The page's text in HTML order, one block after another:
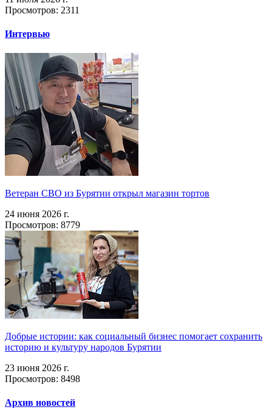
Просмотров: 2311
Интервью
Ветеран СВО из Бурятии открыл магазин тортов
24 июня 2026 г.
Просмотров: 8779
Добрые истории: как социальный бизнес помогает сохранить
историю и культуру народов Бурятии
23 июня 2026 г.
Просмотров: 8498
Архив новостей